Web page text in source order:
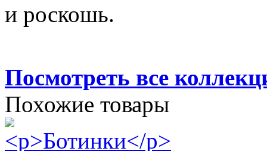
и роскошь.
Посмотреть все
Похожие товары